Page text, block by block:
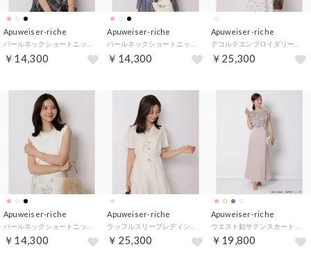
Apuweiser-riche
￥14,300
Apuweiser-riche
￥14,300
Apuweiser-riche
￥25,300
Apuweiser-riche
￥14,300
Apuweiser-riche
￥25,300
Apuweiser-riche
￥19,800